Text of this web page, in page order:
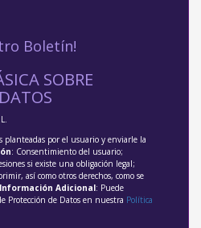
Boletín!
SOBRE
planteadas por el usuario y enviarle la
: Consentimiento del usuario;
si existe una obligación legal;
así como otros derechos, como se
Información Adicional: Puede
Protección de Datos en nuestra Política